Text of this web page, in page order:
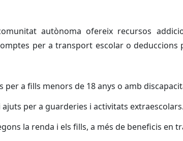
autònoma ofereix recursos
per a transport escolar o deduccions
per a fills menors de 18 anys o amb
ajuts per a guarderies i activitats extraescolars.
la renda i els fills, a més de beneficis en